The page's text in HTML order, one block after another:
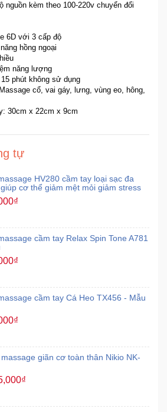
nguồn kèm theo 100-220v chuyển đổi
6D với 3 cấp độ
hồng ngoại
năng lượng
phút không sử dụng
cổ, vai gáy, lưng, vùng eo, hông,
30cm x 22cm x 9cm
tự
HV280 cầm tay loại sạc đa
cơ thể giảm mệt mỏi giảm stress
cầm tay Relax Spin Tone A781
cầm tay Cá Heo TX456 - Mẫu
giãn cơ toàn thân Nikio NK-